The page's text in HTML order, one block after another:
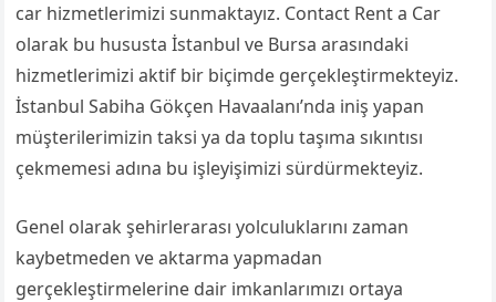
car hizmetlerimizi sunmaktayız. Contact Rent a Car
olarak bu hususta İstanbul ve Bursa arasındaki
hizmetlerimizi aktif bir biçimde gerçekleştirmekteyiz.
İstanbul Sabiha Gökçen Havaalanı’nda iniş yapan
müşterilerimizin taksi ya da toplu taşıma sıkıntısı
çekmemesi adına bu işleyişimizi sürdürmekteyiz.
Genel olarak şehirlerarası yolculuklarını zaman
kaybetmeden ve aktarma yapmadan
gerçekleştirmelerine dair imkanlarımızı ortaya